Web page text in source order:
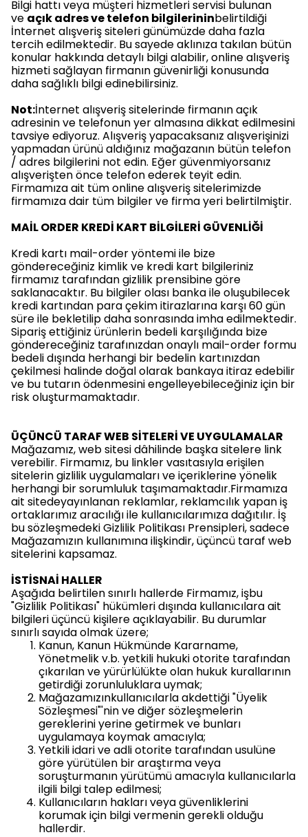
Bilgi hattı veya müşteri hizmetleri servisi bulunan
ve açık adres ve telefon bilgilerininbelirtildiği
İnternet alışveriş siteleri günümüzde daha fazla
tercih edilmektedir. Bu sayede aklınıza takılan bütün
konular hakkında detaylı bilgi alabilir, online alışveriş
hizmeti sağlayan firmanın güvenirliği konusunda
daha sağlıklı bilgi edinebilirsiniz.
Not:İnternet alışveriş sitelerinde firmanın açık
adresinin ve telefonun yer almasına dikkat edilmesini
tavsiye ediyoruz. Alışveriş yapacaksanız alışverişinizi
yapmadan ürünü aldığınız mağazanın bütün telefon
/ adres bilgilerini not edin. Eğer güvenmiyorsanız
alışverişten önce telefon ederek teyit edin.
Firmamıza ait tüm online alışveriş sitelerimizde
firmamıza dair tüm bilgiler ve firma yeri belirtilmiştir.
MAİL ORDER KREDİ KART BİLGİLERİ GÜVENLİĞİ
Kredi kartı mail-order yöntemi ile bize
göndereceğiniz kimlik ve kredi kart bilgileriniz
firmamız tarafından gizlilik prensibine göre
saklanacaktır. Bu bilgiler olası banka ile oluşubilecek
kredi kartından para çekim itirazlarına karşı 60 gün
süre ile bekletilip daha sonrasında imha edilmektedir.
Sipariş ettiğiniz ürünlerin bedeli karşılığında bize
göndereceğiniz tarafınızdan onaylı mail-order formu
bedeli dışında herhangi bir bedelin kartınızdan
çekilmesi halinde doğal olarak bankaya itiraz edebilir
ve bu tutarın ödenmesini engelleyebileceğiniz için bir
risk oluşturmamaktadır.
ÜÇÜNCÜ TARAF WEB SİTELERİ VE UYGULAMALAR
Mağazamız, web sitesi dâhilinde başka sitelere link
verebilir. Firmamız, bu linkler vasıtasıyla erişilen
sitelerin gizlilik uygulamaları ve içeriklerine yönelik
herhangi bir sorumluluk taşımamaktadır.Firmamıza
ait sitedeyayınlanan reklamlar, reklamcılık yapan iş
ortaklarımız aracılığı ile kullanıcılarımıza dağıtılır. İş
bu sözleşmedeki Gizlilik Politikası Prensipleri, sadece
Mağazamızın kullanımına ilişkindir, üçüncü taraf web
sitelerini kapsamaz.
İSTİSNAİ HALLER
Aşağıda belirtilen sınırlı hallerde Firmamız, işbu
"Gizlilik Politikası" hükümleri dışında kullanıcılara ait
bilgileri üçüncü kişilere açıklayabilir. Bu durumlar
sınırlı sayıda olmak üzere;
Kanun, Kanun Hükmünde Kararname,
Yönetmelik v.b. yetkili hukuki otorite tarafından
çıkarılan ve yürürlülükte olan hukuk kurallarının
getirdiği zorunluluklara uymak;
Mağazamızınkullanıcılarla akdettiği "Üyelik
Sözleşmesi"'nin ve diğer sözleşmelerin
gereklerini yerine getirmek ve bunları
uygulamaya koymak amacıyla;
Yetkili idari ve adli otorite tarafından usulüne
göre yürütülen bir araştırma veya
soruşturmanın yürütümü amacıyla kullanıcılarla
ilgili bilgi talep edilmesi;
Kullanıcıların hakları veya güvenliklerini
korumak için bilgi vermenin gerekli olduğu
hallerdir.